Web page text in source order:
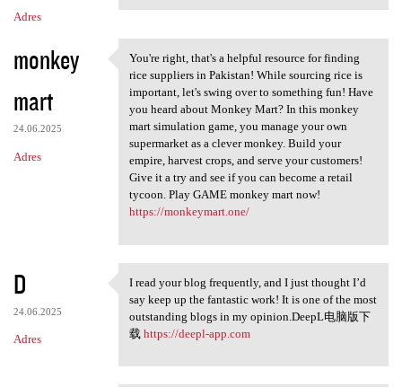
Adres
monkey
mart
24.06.2025
Adres
You're right, that's a
You're right, that's a helpful resource for finding
rice suppliers in Pakistan! While sourcing rice is
important, let's swing over to something fun! Have
you heard about Monkey Mart? In this monkey
mart simulation game, you manage your own
supermarket as a clever monkey. Build your
empire, harvest crops, and serve your customers!
Give it a try and see if you can become a retail
tycoon. Play GAME monkey mart now!
https://monkeymart.one/
D
24.06.2025
Adres
I read your blog frequently,
I read your blog frequently, and I just thought I’d
say keep up the fantastic work! It is one of the most
outstanding blogs in my opinion.DeepL电脑版下
载 https://deepl-app.com